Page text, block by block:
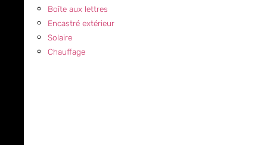
Boîte aux lettres
Encastré extérieur
Solaire
Chauffage